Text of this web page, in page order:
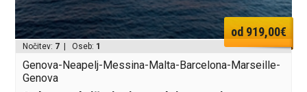
od 919,00€
Nočitev: 7 | Oseb: 1
Genova-Neapelj-Messina-Malta-Barcelona-Marseille-
Genova